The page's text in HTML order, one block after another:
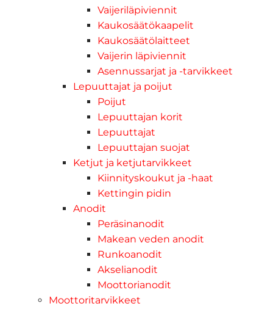
Vaijeriläpiviennit
Kaukosäätökaapelit
Kaukosäätölaitteet
Vaijerin läpiviennit
Asennussarjat ja -tarvikkeet
Lepuuttajat ja poijut
Poijut
Lepuuttajan korit
Lepuuttajat
Lepuuttajan suojat
Ketjut ja ketjutarvikkeet
Kiinnityskoukut ja -haat
Kettingin pidin
Anodit
Peräsinanodit
Makean veden anodit
Runkoanodit
Akselianodit
Moottorianodit
Moottoritarvikkeet